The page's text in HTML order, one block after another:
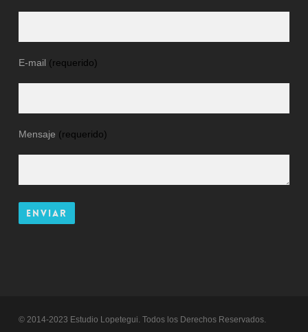
E-mail (requerido)
Mensaje (requerido)
© 2014-2023 Estudio Lopetegui. Todos los Derechos Reservados.